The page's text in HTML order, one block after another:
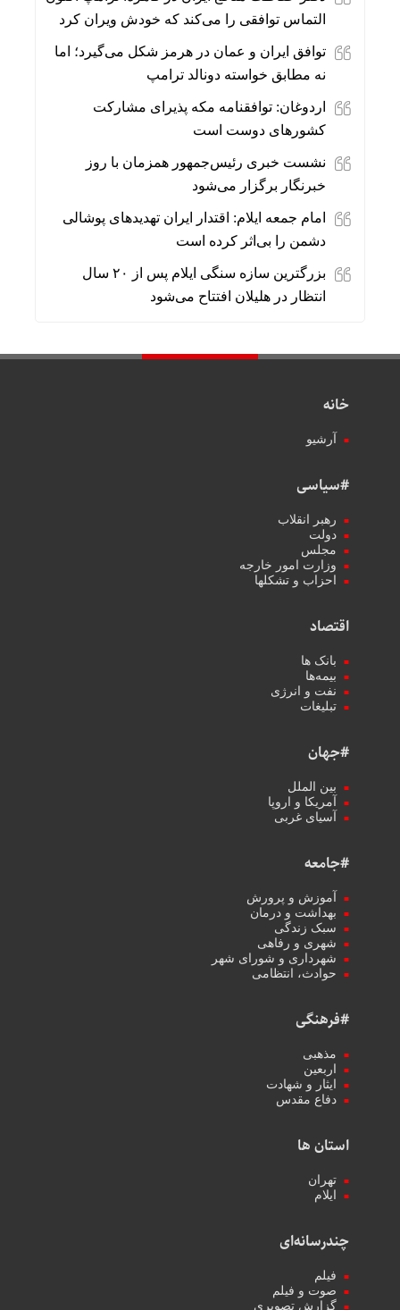
التماس توافقی را می‌کند که خودش ویران کرد
توافق ایران و عمان در هرمز شکل می‌گیرد؛ اما
نه مطابق خواسته دونالد ترامپ
اردوغان: توافقنامه مکه پذیرای مشارکت
کشورهای دوست است
نشست خبری رئیس‌جمهور همزمان با روز
خبرنگار برگزار می‌شود
امام جمعه ایلام: اقتدار ایران تهدیدهای پوشالی
دشمن را بی‌اثر کرده است
بزرگترین سازه سنگی ایلام پس از ۲۰ سال
انتظار در هلیلان افتتاح می‌شود
خانه
آرشیو
#سیاسی
رهبر انقلاب
دولت
مجلس
وزارت امور خارجه
احزاب و تشکلها
اقتصاد
بانک ها
بیمه‌ها
نفت و انرژی
تبلیغات
#جهان
بین الملل
آمریکا و اروپا
آسیای غربی
#جامعه
آموزش و پرورش
بهداشت و درمان
سبک زندگی
شهری و رفاهی
شهرداری و شورای شهر
حوادث، انتظامی
#فرهنگی
مذهبی
اربعین
ایثار و شهادت
دفاع مقدس
استان ها
تهران
ایلام
چندرسانه‌ای
فیلم
صوت و فیلم
گزارش تصویری